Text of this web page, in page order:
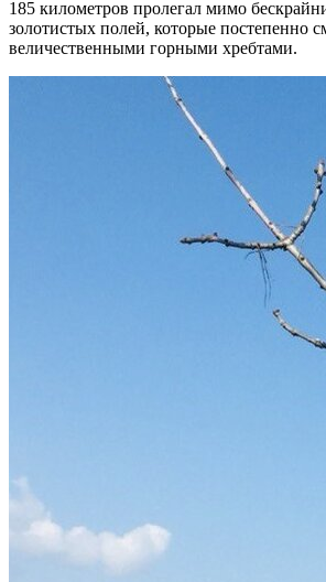
185 километров пролегал мимо
золотистых полей, которые постепенно
величественными горными хребтами.